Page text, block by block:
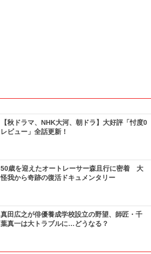
【秋ドラマ、NHK大河、朝ドラ】大好評「忖度0
レビュー」全話更新！
50歳を迎えたオートレーサー森且行に密着 大
怪我から奇跡の復活ドキュメンタリー
真田広之が俳優養成学校設立の野望、師匠・千
葉真一は大トラブルに…どうなる？